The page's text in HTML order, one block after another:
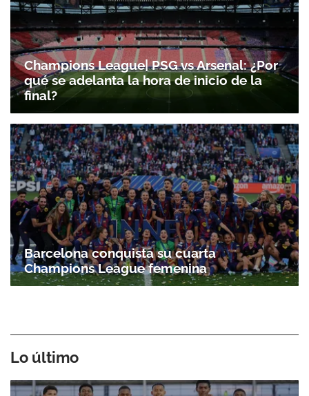
Champions League| PSG vs Arsenal: ¿Por
qué se adelanta la hora de inicio de la
final?
Barcelona conquista su cuarta
Champions League femenina
Lo último